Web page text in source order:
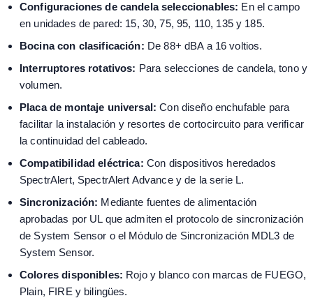
Configuraciones de candela seleccionables: En el campo
en unidades de pared: 15, 30, 75, 95, 110, 135 y 185.
Bocina con clasificación: De 88+ dBA a 16 voltios.
Interruptores rotativos: Para selecciones de candela, tono y
volumen.
Placa de montaje universal: Con diseño enchufable para
facilitar la instalación y resortes de cortocircuito para verificar
la continuidad del cableado.
Compatibilidad eléctrica: Con dispositivos heredados
SpectrAlert, SpectrAlert Advance y de la serie L.
Sincronización: Mediante fuentes de alimentación
aprobadas por UL que admiten el protocolo de sincronización
de System Sensor o el Módulo de Sincronización MDL3 de
System Sensor.
Colores disponibles: Rojo y blanco con marcas de FUEGO,
Plain, FIRE y bilingües.